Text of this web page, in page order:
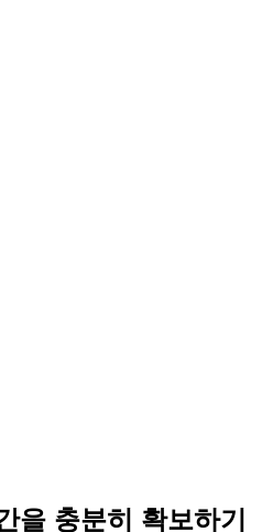
을 충분히 확보하기